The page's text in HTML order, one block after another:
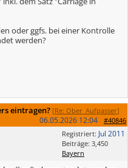
oder ggfs. bei einer Kontrolle
werden?
eintragen? [Re: Ober_Aufpasser]
#40846
06.05.2026 12:04
Registriert: Jul 2011
Beiträge: 3,450
Bayern